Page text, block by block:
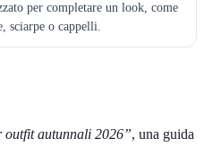
per completare un look, come
sciarpe o cappelli.
outfit autunnali 2026”, una guida